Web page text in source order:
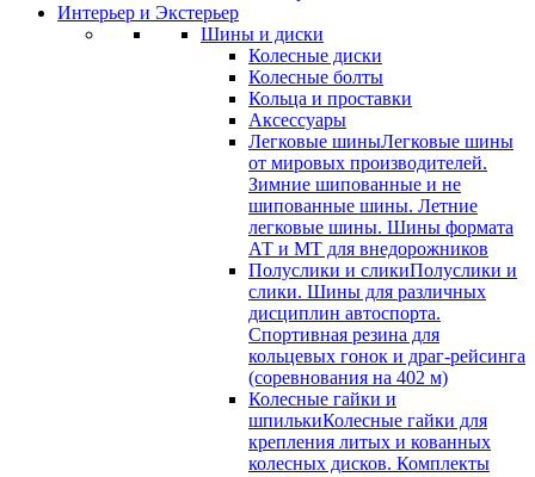
Интерьер и Экстерьер
Шины и диски
Колесные диски
Колесные болты
Кольца и проставки
Аксессуары
Легковые шиныЛегковые шины
от мировых производителей.
Зимние шипованные и не
шипованные шины. Летние
легковые шины. Шины формата
АТ и МТ для внедорожников
Полуслики и сликиПолуслики и
слики. Шины для различных
дисциплин автоспорта.
Спортивная резина для
кольцевых гонок и драг-рейсинга
(соревнования на 402 м)
Колесные гайки и
шпилькиКолесные гайки для
крепления литых и кованных
колесных дисков. Комплекты